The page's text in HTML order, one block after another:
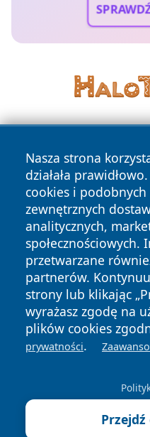
Nasza strona
działała
cookies i
zewnętrznych
analitycznych,
przetwarzane
partnerów.
strony lub klikając
wyrażasz zgodę na
plików cookies
prywatności.
Copyright © 2026
zastrzeżone.
News Autorzy